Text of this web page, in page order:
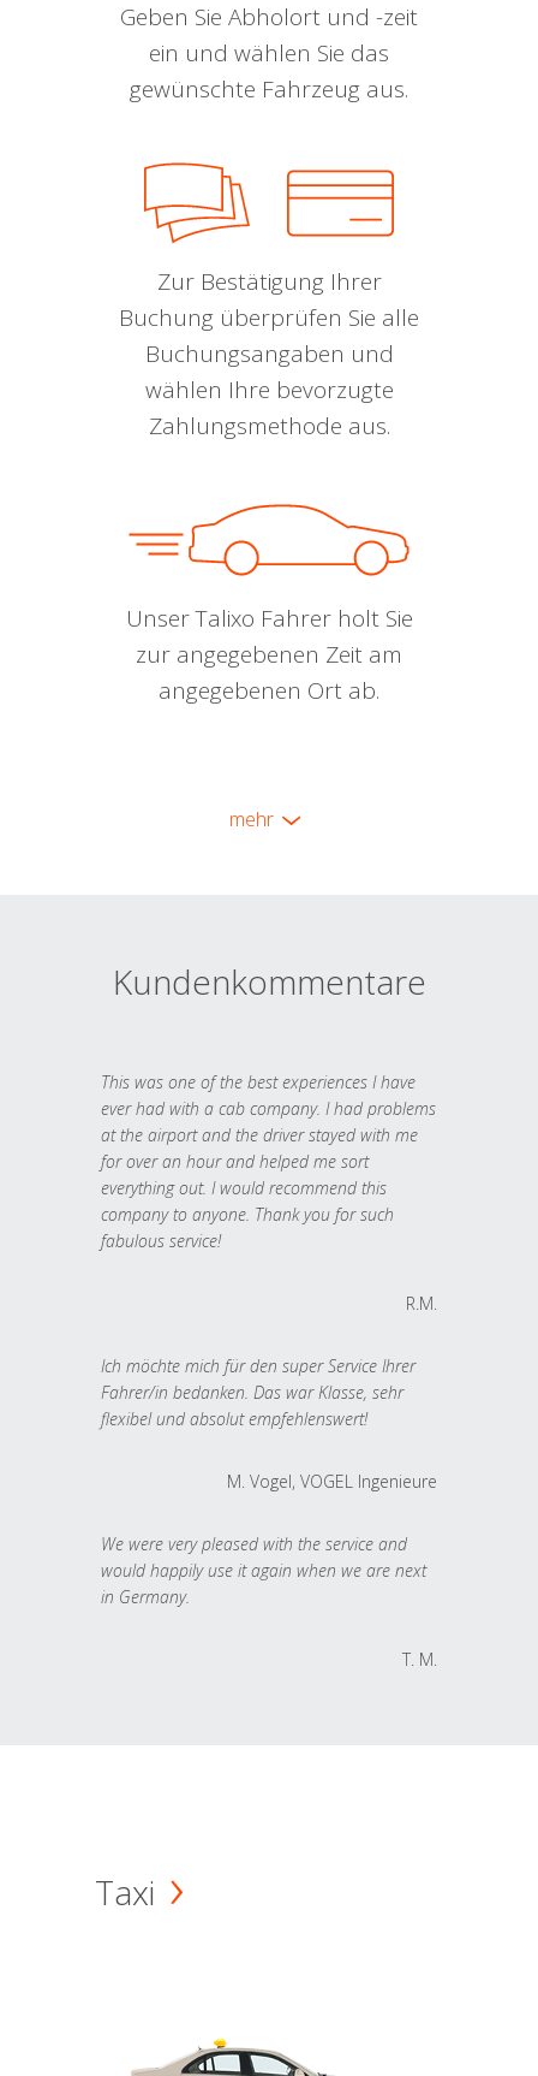
Geben Sie Abholort und -zeit
ein und wählen Sie das
gewünschte Fahrzeug aus.
Zur Bestätigung Ihrer
Buchung überprüfen Sie alle
Buchungsangaben und
wählen Ihre bevorzugte
Zahlungsmethode aus.
Unser Talixo Fahrer holt Sie
zur angegebenen Zeit am
angegebenen Ort ab.
mehr
Kundenkommentare
This was one of the best experiences I have
ever had with a cab company. I had problems
at the airport and the driver stayed with me
for over an hour and helped me sort
everything out. I would recommend this
company to anyone. Thank you for such
fabulous service!
R.M.
Ich möchte mich für den super Service Ihrer
Fahrer/in bedanken. Das war Klasse, sehr
flexibel und absolut empfehlenswert!
M. Vogel, VOGEL Ingenieure
We were very pleased with the service and
would happily use it again when we are next
in Germany.
T. M.
Taxi